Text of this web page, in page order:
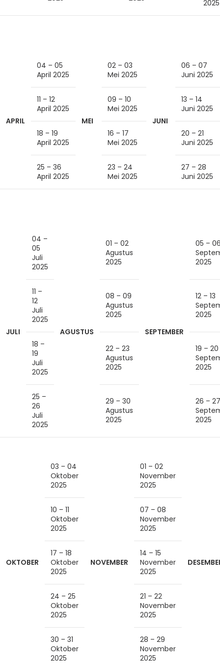
2025
APRIL
04 – 05
April 2025
MEI
02 – 03
Mei 2025
JUNI
06 – 07
Juni 2025
11 – 12
April 2025
09 – 10
Mei 2025
13 – 14
Juni 2025
18 – 19
April 2025
16 – 17
Mei 2025
20 – 21
Juni 2025
25 – 36
April 2025
23 – 24
Mei 2025
27 – 28
Juni 2025
JULI
04 –
05
Juli
2025
AGUSTUS
01 – 02
Agustus
2025
SEPTEMBER
05 –
2025
11 –
12
Juli
2025
08 – 09
Agustus
2025
12 – 13
2025
18 –
19
Juli
2025
22 – 23
Agustus
2025
19 – 20
2025
25 –
26
Juli
2025
29 – 30
Agustus
2025
26 – 27
2025
OKTOBER
03 – 04
Oktober
2025
NOVEMBER
01 – 02
November
2025
10 – 11
Oktober
2025
07 – 08
November
2025
17 – 18
Oktober
2025
14 – 15
November
2025
24 – 25
Oktober
2025
21 – 22
November
2025
30 – 31
Oktober
2025
28 – 29
November
2025